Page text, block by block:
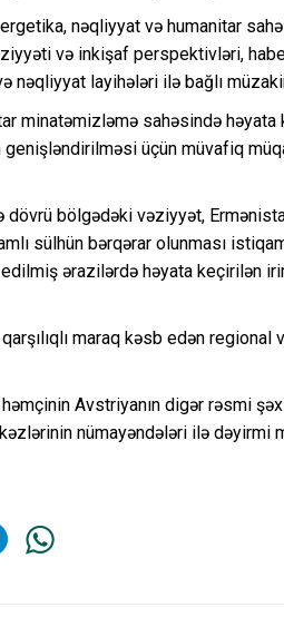
nəqliyyat və humanitar
və inkişaf perspektivləri,
nəqliyyat layihələri ilə bağlı
minatəmizləmə sahəsində
genişləndirilməsi üçün müvafiq
dövrü bölgədəki vəziyyət,
sülhün bərqərar olunması
ərazilərdə həyata keçirilən
maraq kəsb edən
həmçinin Avstriyanın digər rəsmi
nümayəndələri ilə